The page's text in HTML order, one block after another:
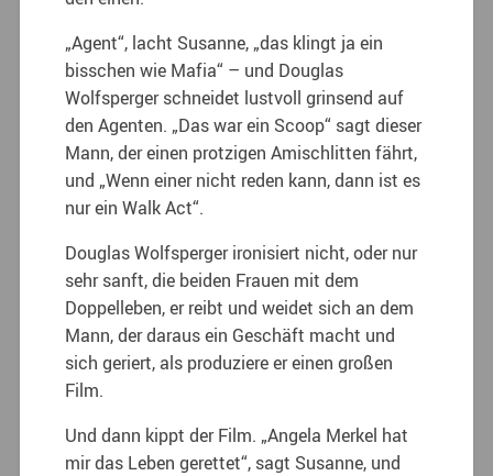
„Agent“, lacht Susanne, „das klingt ja ein
bisschen wie Mafia“ – und Douglas
Wolfsperger schneidet lustvoll grinsend auf
den Agenten. „Das war ein Scoop“ sagt dieser
Mann, der einen protzigen Amischlitten fährt,
und „Wenn einer nicht reden kann, dann ist es
nur ein Walk Act“.
Douglas Wolfsperger ironisiert nicht, oder nur
sehr sanft, die beiden Frauen mit dem
Doppelleben, er reibt und weidet sich an dem
Mann, der daraus ein Geschäft macht und
sich geriert, als produziere er einen großen
Film.
Und dann kippt der Film. „Angela Merkel hat
mir das Leben gerettet“, sagt Susanne, und